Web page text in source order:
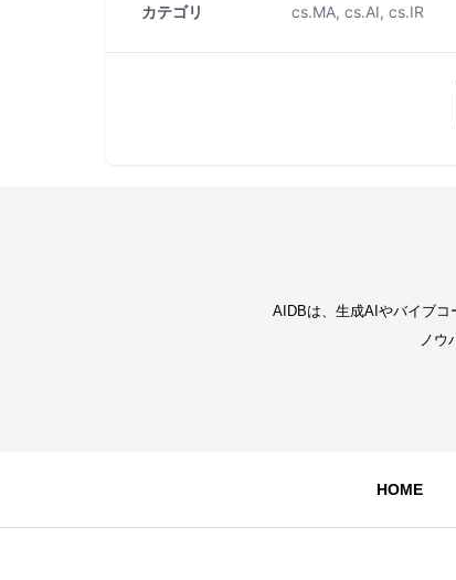
カテゴリ
cs.MA, cs.AI, cs.IR
AIDBは、生成AIやバイブ
ノウ
HOME